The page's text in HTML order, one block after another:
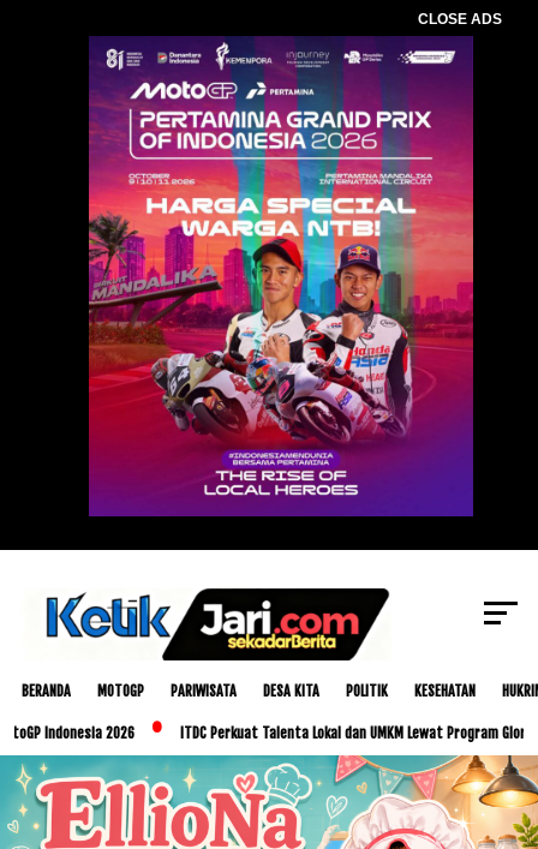
CLOSE ADS
BERANDA MOTOGP PARIWISATA DESA KITA POLITIK KESEHATAN
2026 ITDC Perkuat Talenta Lokal dan UMKM Lewat Program Glorious Golo